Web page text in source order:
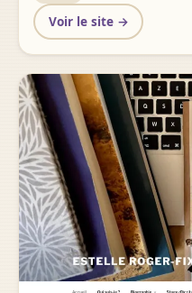
Voir le site →